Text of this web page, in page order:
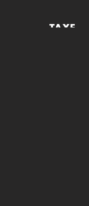
TAXE